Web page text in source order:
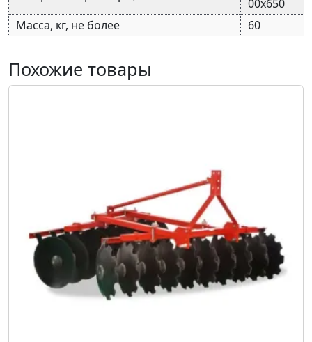
00х650
Масса, кг, не более
60
Похожие товары